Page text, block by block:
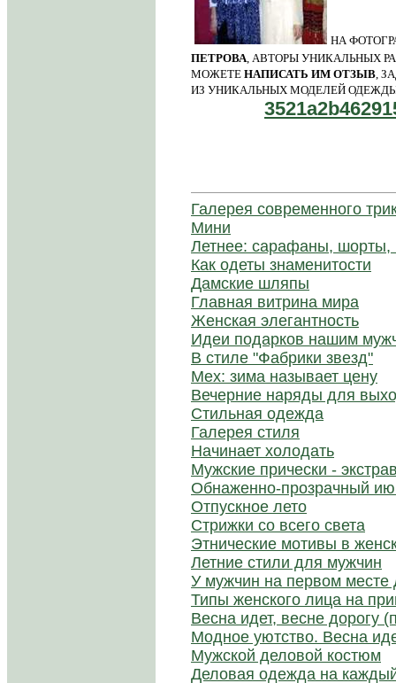
НА
ПЕТРОВА , АВТОРЫ УНИКАЛЬНЫХ
МОЖЕТЕ НАПИСАТЬ ИМ ОТЗЫВ ,
ИЗ УНИКАЛЬНЫХ МОДЕЛЕЙ
Галерея современного
Мини
Летнее: сарафаны, шорты,
Как одеты знаменитости
Дамские шляпы
Главная витрина мира
Женская элегантность
Идеи подарков нашим
В стиле "Фабрики звезд"
Мех: зима называет цену
Вечерние наряды для
Стильная одежда
Галерея стиля
Начинает холодать
Мужские прически -
Обнаженно-прозрачный
Отпускное лето
Стрижки со всего света
Этнические мотивы в
Летние стили для мужчин
У мужчин на первом месте
Типы женского лица на
Весна идет, весне дорогу
Модное уютство. Весна
Мужской деловой костюм
Деловая одежда на